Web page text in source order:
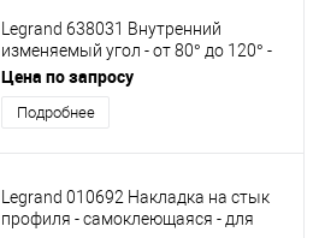
Legrand 638031 Внутренний
изменяемый угол - от 80° до 120° -
для кабель-каналов Metra 100x50
Цена по запросу
Подробнее
Legrand 010692 Накладка на стык
профиля - самоклеющаяся - для